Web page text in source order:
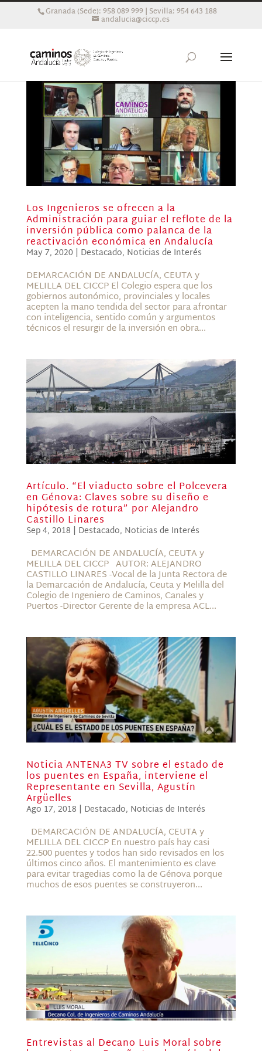
Granada (Sede): 958 089 999 | Sevilla: 954 643 188
andalucia@ciccp.es
Los Ingenieros se ofrecen a la
Administración para guiar el reflote de la
inversión pública como palanca de la
reactivación económica en Andalucía
May 7, 2020| Destacado, Noticias de Interés
DEMARCACIÓN DE ANDALUCÍA, CEUTA y
MELILLA DEL CICCP El Colegio espera que los
gobiernos autonómico, provinciales y locales
acepten la mano tendida del sector para afrontar
con inteligencia, sentido común y argumentos
técnicos el resurgir de la inversión en obra...
Artículo. “El viaducto sobre el Polcevera
en Génova: Claves sobre su diseño e
hipótesis de rotura” por Alejandro
Castillo Linares
Sep 4, 2018 | Destacado, Noticias de Interés
DEMARCACIÓN DE ANDALUCÍA, CEUTA y
MELILLA DEL CICCP AUTOR: ALEJANDRO
CASTILLO LINARES -Vocal de la Junta Rectora de
la Demarcación de Andalucía, Ceuta y Melilla del
Colegio de Ingeniero de Caminos, Canales y
Puertos -Director Gerente de la empresa ACL...
Noticia ANTENA3 TV sobre el estado de
los puentes en España, interviene el
Representante en Sevilla, Agustín
Argüelles
Ago 17, 2018 | Destacado, Noticias de Interés
DEMARCACIÓN DE ANDALUCÍA, CEUTA y
MELILLA DEL CICCP En nuestro país hay casi
22.500 puentes y todos han sido revisados en los
últimos cinco años. El mantenimiento es clave
para evitar tragedias como la de Génova porque
muchos de esos puentes se construyeron...
Entrevistas al Decano Luis Moral sobre